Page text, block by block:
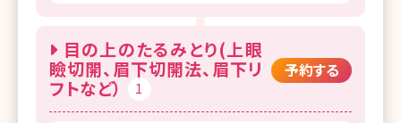
目の上のたるみとり(上眼
瞼切開、眉下切開法、眉下リ
フトなど）
1
予約する